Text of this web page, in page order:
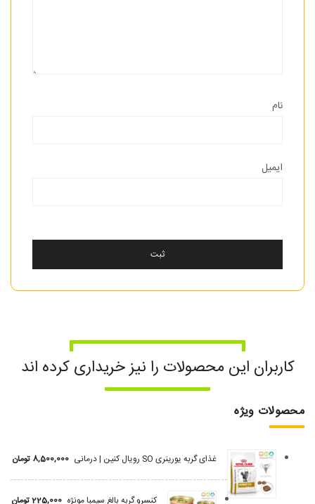
نام
ایمیل
کاربران این محصولات را نیز خریداری کرده اند
محصولات ویژه
غذای گربه یورینری SO رویال کنین | درمانی 8,500,000 تومان
کنسرو گربه بالغ سیمبا مونژه 225,000تومان